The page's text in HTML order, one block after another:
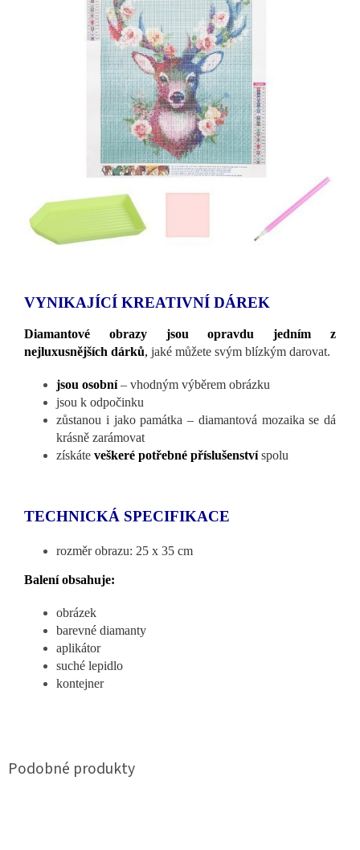
VYNIKAJÍCÍ KREATIVNÍ DÁREK
Diamantové obrazy jsou opravdu jedním z
nejluxusnějších dárků, jaké můžete svým blízkým darovat.
jsou osobní – vhodným výběrem obrázku
jsou k odpočinku
zůstanou i jako památka – diamantová mozaika se dá
krásně zarámovat
získáte veškeré potřebné příslušenstvíspolu
TECHNICKÁ SPECIFIKACE
rozměr obrazu: 25 x 35 cm
Balení obsahuje:
obrázek
barevné diamanty
aplikátor
suché lepidlo
kontejner